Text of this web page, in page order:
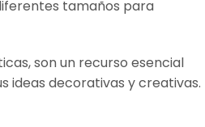
tamaños para
son un recurso esencial
ideas decorativas y creativas.